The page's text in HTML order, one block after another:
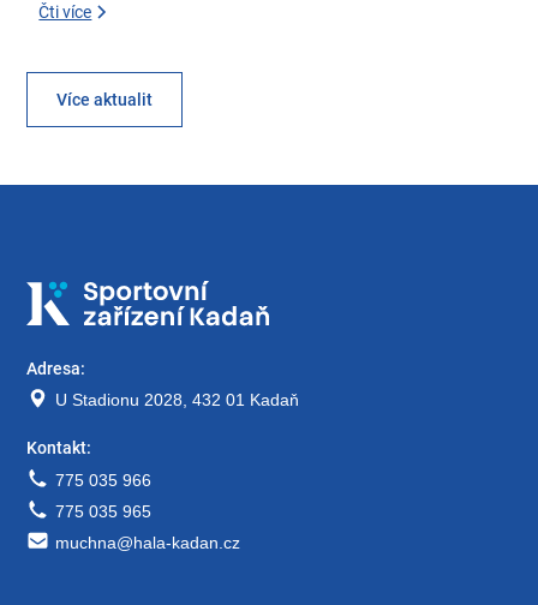
Čti více
Více aktualit
Adresa:
U Stadionu 2028, 432 01 Kadaň
Kontakt:
775 035 966
775 035 965
muchna@hala-kadan.cz